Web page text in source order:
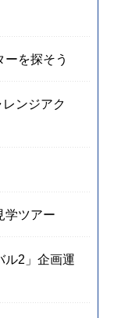
を探そう
ンジアク
学ツアー
ル2」企画運